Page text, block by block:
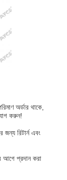
অর্ডার থাকে,
করুন!
জন্য রিটার্ন এবং
আগে প্রদান করা